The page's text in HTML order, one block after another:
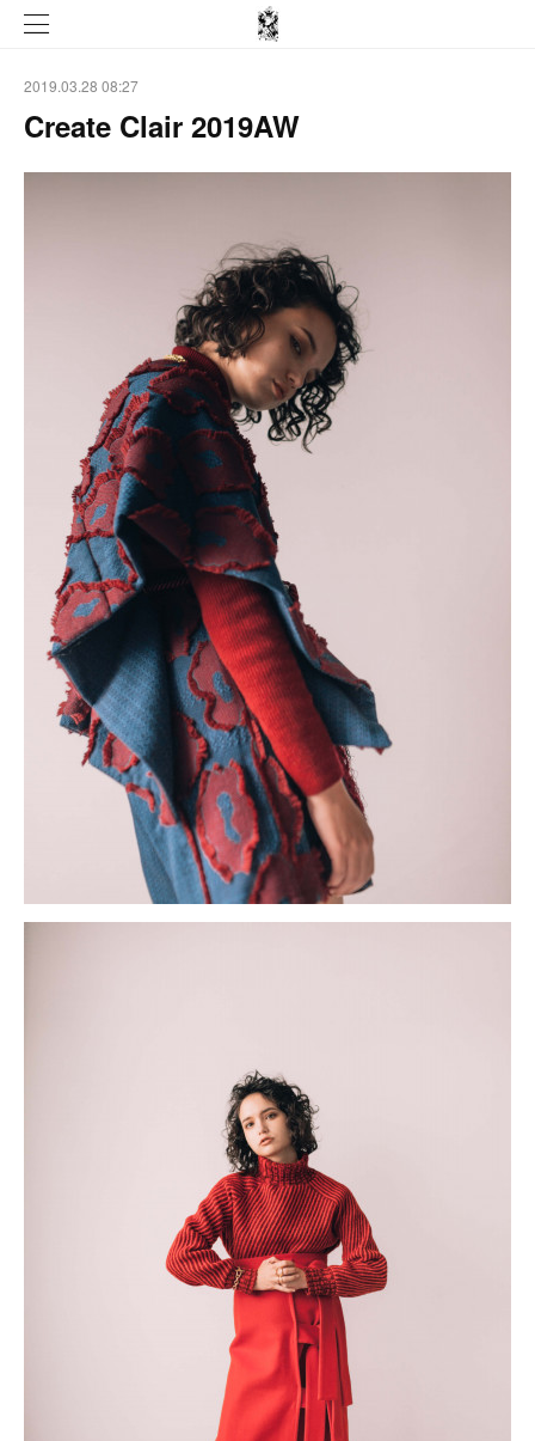
2019.03.28 08:27
Create Clair 2019AW